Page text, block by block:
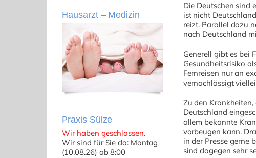
Die Deutschen sind
ist nicht
reizt. Parallel dazu
nach Deutschland
Generell gibt es bei
Gesundheitsrisiko
Fernreisen nur an
vernachlässigt
Zu den
Deutschland
allem bekannte
vorbeugen kann.
in der Presse gerne
sind dagegen sehr
Hausarzt – Medizin
Praxis Sülze
Wir haben geschlossen.
Wir sind für Sie da: Montag
(10.08.26) ab 8:00